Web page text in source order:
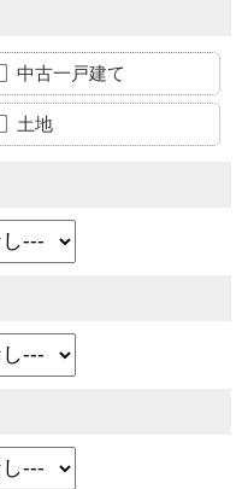
中古一戸建て
土地